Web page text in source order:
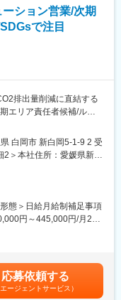
約500社以上のメーカ
に合わせて最適な提案
す。
との信頼関係をじっくり
られない柔軟な提案力
メーカー研修など充実し
キルを基礎から身につ
）、残業は月平均16時間
転勤は当面ありませ
ション営業/次期
で注目
排出量削減に直結する
エリア責任者候補/ルー
メーカー、プラスチッ
ック製造現場のコスト
[混合機][洗浄装置][再生
案、カスタマイズの相談
ー
ど
白岡市 新白岡5-1-9 2 受
2＞本社住所：愛媛県新居
線／新居浜駅受動喫煙対
る事業所
態＞日給月給制補足事項
円～445,000円/月20
2回（3.5ヶ月分）＋決算
金額であり、選考を通じ
)は固定手当を含めた表記
応募依頼する
エージェントサービス）